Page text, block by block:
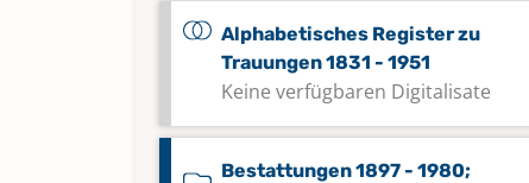
Alphabetisches Register zu
Trauungen 1831 - 1951
Keine verfügbaren Digitalisate
Bestattungen 1897 - 1980;